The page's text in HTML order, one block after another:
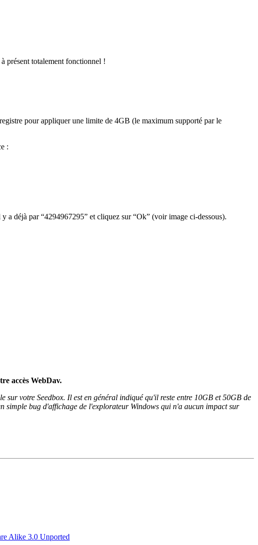
présent totalement fonctionnel !
pour appliquer une limite de 4GB (le maximum supporté par le
:
déjà par “4294967295” et cliquez sur “Ok” (voir image ci-dessous).
accès WebDav.
votre Seedbox. Il est en général indiqué qu'il reste entre 10GB et 50GB de
simple bug d'affichage de l'explorateur Windows qui n'a aucun impact sur
Alike 3.0 Unported